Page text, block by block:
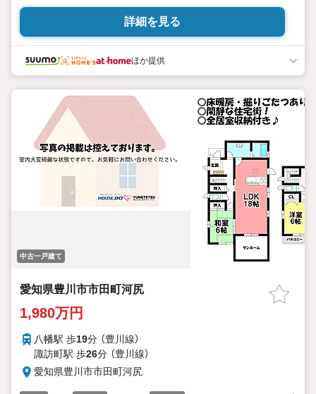
詳細を見る
ほか提供
中古一戸建て
愛知県豊川市市田町河尻
1,980万円
八幡駅 歩19分 （豊川線）
諏訪町駅 歩26分 （豊川線）
愛知県豊川市市田町河尻